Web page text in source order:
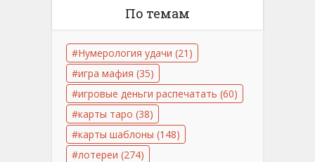
По темам
Нумерология удачи (21)
игра мафия (35)
игровые деньги распечатать (60)
карты таро (38)
карты шаблоны (148)
лотереи (274)